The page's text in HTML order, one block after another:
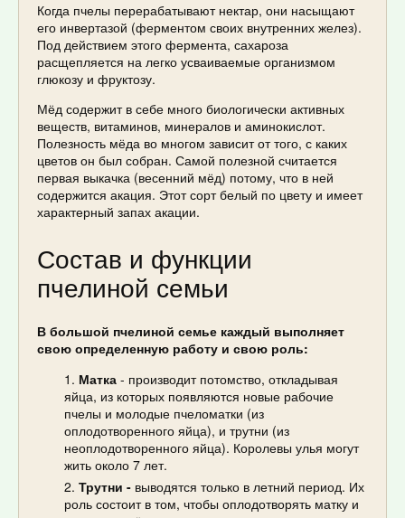
Когда пчелы перерабатывают нектар, они насыщают
его инвертазой (ферментом своих внутренних желез).
Под действием этого фермента, сахароза
расщепляется на легко усваиваемые организмом
глюкозу и фруктозу.
Мёд содержит в себе много биологически активных
веществ, витаминов, минералов и аминокислот.
Полезность мёда во многом зависит от того, с каких
цветов он был собран. Самой полезной считается
первая выкачка (весенний мёд) потому, что в ней
содержится акация. Этот сорт белый по цвету и имеет
характерный запах акации.
Состав и функции
пчелиной семьи
В большой пчелиной семье каждый выполняет
свою определенную работу и свою роль:
Матка - производит потомство, откладывая
яйца, из которых появляются новые рабочие
пчелы и молодые пчеломатки (из
оплодотворенного яйца), и трутни (из
неоплодотворенного яйца). Королевы улья могут
жить около 7 лет.
Трутни - выводятся только в летний период. Их
роль состоит в том, чтобы оплодотворять матку и